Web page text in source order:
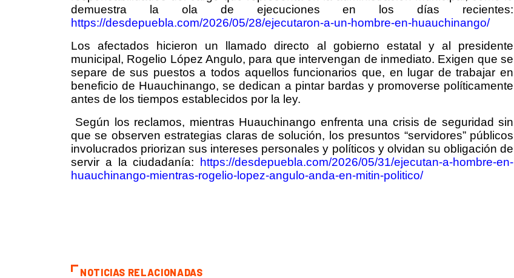
demuestra la ola de ejecuciones en los días recientes:
https://desdepuebla.com/2026/05/28/ejecutaron-a-un-hombre-en-huauchinango/
Los afectados hicieron un llamado directo al gobierno estatal y al presidente
municipal, Rogelio López Angulo, para que intervengan de inmediato. Exigen que se
separe de sus puestos a todos aquellos funcionarios que, en lugar de trabajar en
beneficio de Huauchinango, se dedican a pintar bardas y promoverse políticamente
antes de los tiempos establecidos por la ley.
Según los reclamos, mientras Huauchinango enfrenta una crisis de seguridad sin
que se observen estrategias claras de solución, los presuntos “servidores” públicos
involucrados priorizan sus intereses personales y políticos y olvidan su obligación de
servir a la ciudadanía: https://desdepuebla.com/2026/05/31/ejecutan-a-hombre-en-
huauchinango-mientras-rogelio-lopez-angulo-anda-en-mitin-politico/
NOTICIAS RELACIONADAS